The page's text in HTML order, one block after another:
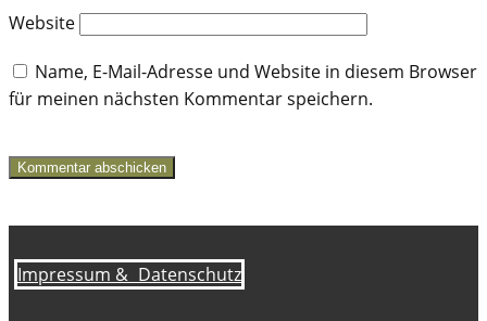
Website
Name, E-Mail-Adresse und Website in diesem Browser
für meinen nächsten Kommentar speichern.
Kommentar abschicken
Impressum & Datenschutz